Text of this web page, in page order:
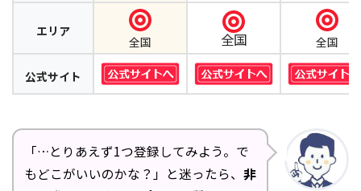
エリア
全国 全国 全国
公式サイト
「…とりあえず1つ登録してみよう。で
もどこがいいのかな？」と迷ったら、 非